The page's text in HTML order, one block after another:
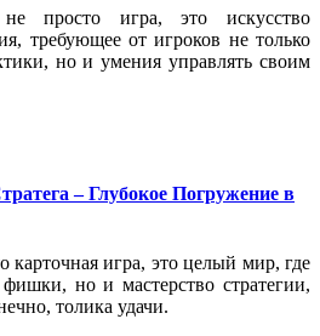
просто игра, это искусство
требующее от игроков не только
но и умения управлять своим
– Глубокое Погружение в
карточная игра, это целый мир, где
но и мастерство стратегии,
толика удачи.